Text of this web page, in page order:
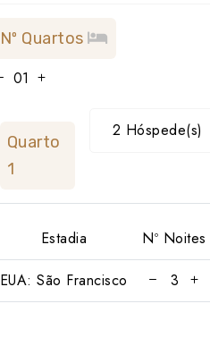
Nº Quartos
Quarto
1
2 Hóspede(s)
Estadia Nº Noites
EUA: São Francisco